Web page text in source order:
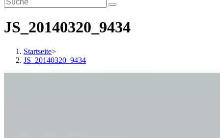
JS_20140320_9434
Startseite>
JS_20140320_9434